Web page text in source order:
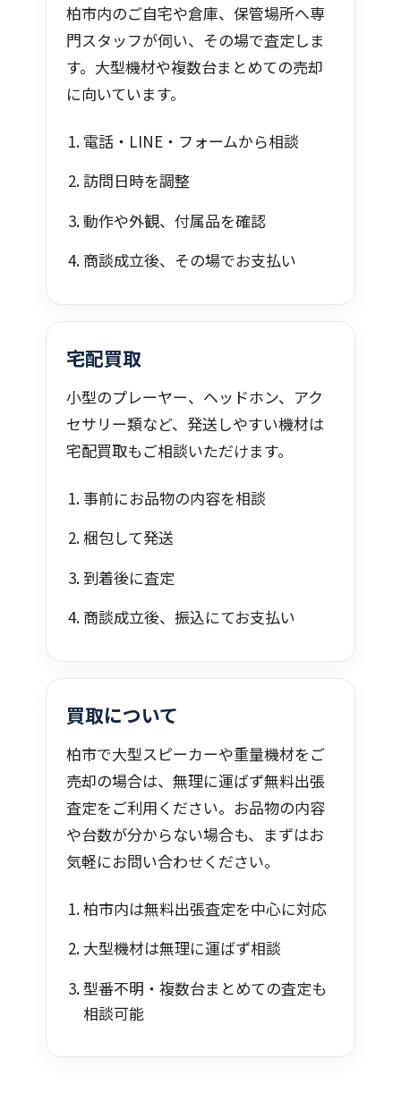
柏市内のご自宅や倉庫、保管場所へ専
門スタッフが伺い、その場で査定しま
す。大型機材や複数台まとめての売却
に向いています。
電話・LINE・フォームから相談
訪問日時を調整
動作や外観、付属品を確認
商談成立後、その場でお支払い
宅配買取
小型のプレーヤー、ヘッドホン、アク
セサリー類など、発送しやすい機材は
宅配買取もご相談いただけます。
事前にお品物の内容を相談
梱包して発送
到着後に査定
商談成立後、振込にてお支払い
買取について
柏市で大型スピーカーや重量機材をご
売却の場合は、無理に運ばず無料出張
査定をご利用ください。お品物の内容
や台数が分からない場合も、まずはお
気軽にお問い合わせください。
柏市内は無料出張査定を中心に対応
大型機材は無理に運ばず相談
型番不明・複数台まとめての査定も
相談可能